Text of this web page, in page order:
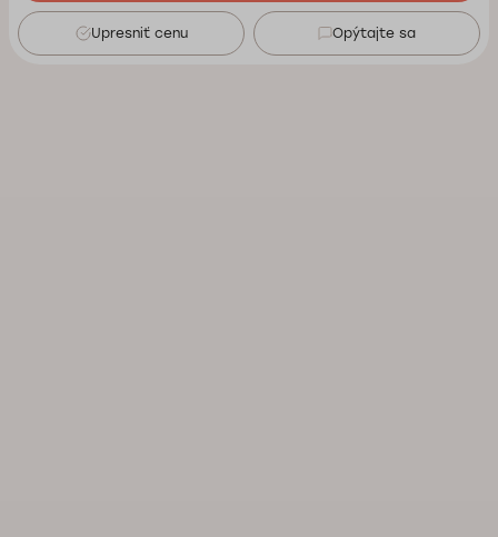
Upresniť cenu Opýtajte sa